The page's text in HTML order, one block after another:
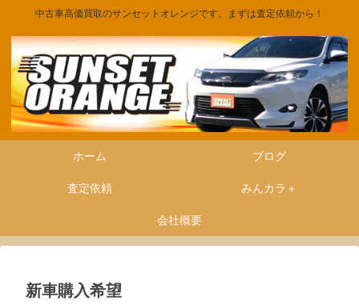
中古車高価買取のサンセットオレンジです。まずは査定依頼から！
ホーム ブログ
査定依頼 みんカラ＋
会社概要
新車購入希望